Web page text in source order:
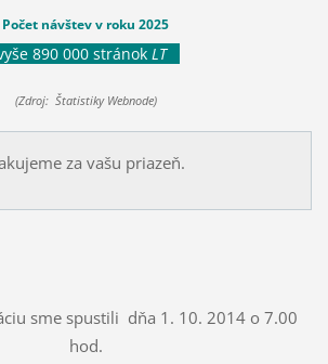
Počet návštev v roku 2025
890 000 stránok LT
(Zdroj: Štatistiky Webnode)
za vašu priazeň.
sme spustili dňa 1. 10. 2014 o 7.00
hod.